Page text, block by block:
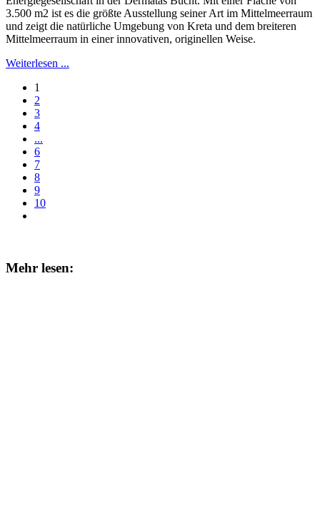
3.500 m2 ist es die größte Ausstellung seiner Art im Mittelmeerraum
und zeigt die natürliche Umgebung von Kreta und dem breiteren
Mittelmeerraum in einer innovativen, originellen Weise.
Weiterlesen ...
1
2
3
4
...
6
7
8
9
10
Mehr lesen: